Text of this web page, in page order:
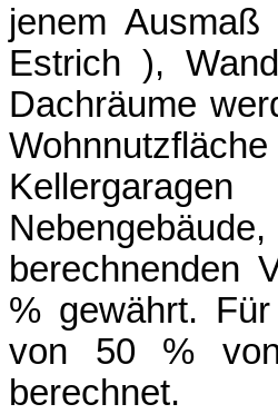
jenem
Estrich ),
Dachräume
berechnenden
% gewährt.
von 50 % von
berechnet.